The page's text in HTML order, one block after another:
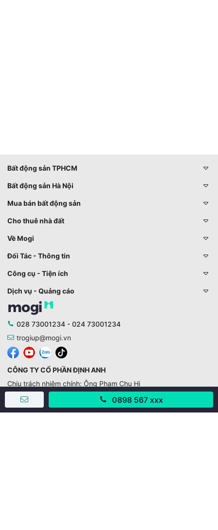
0898 567 xxx
Bất động sản TPHCM
Bất động sản Hà Nội
Mua bán bất động sản
Cho thuê nhà đất
Về Mogi
Đối Tác - Thông tin
Công cụ - Tiện ích
Dịch vụ - Quảng cáo
028 73001234 - 024 73001234
trogiup@mogi.vn
CÔNG TY CỔ PHẦN ĐỊNH ANH
Chịu trách nhiệm chính: Ông Phạm Chu Hi
Giấy phép số: 429/GP-BTTTT do Bộ TTTT cấp ngày
11/10/2019